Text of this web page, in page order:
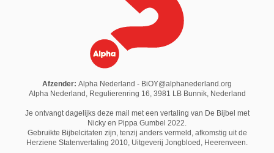
Afzender: Alpha Nederland - BiOY@alphanederland.org
Alpha Nederland, Regulierenring 16, 3981 LB Bunnik, Nederland
Je ontvangt dagelijks deze mail met een vertaling van De Bijbel met
Nicky en Pippa Gumbel 2022.
Gebruikte Bijbelcitaten zijn, tenzij anders vermeld, afkomstig uit de
Herziene Statenvertaling 2010, Uitgeverij Jongbloed , Heerenveen.